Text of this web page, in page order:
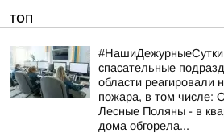
ТОП
спасательные
области реагировали
пожара, в том числе:
Лесные Поляны - в
дома обгорела...